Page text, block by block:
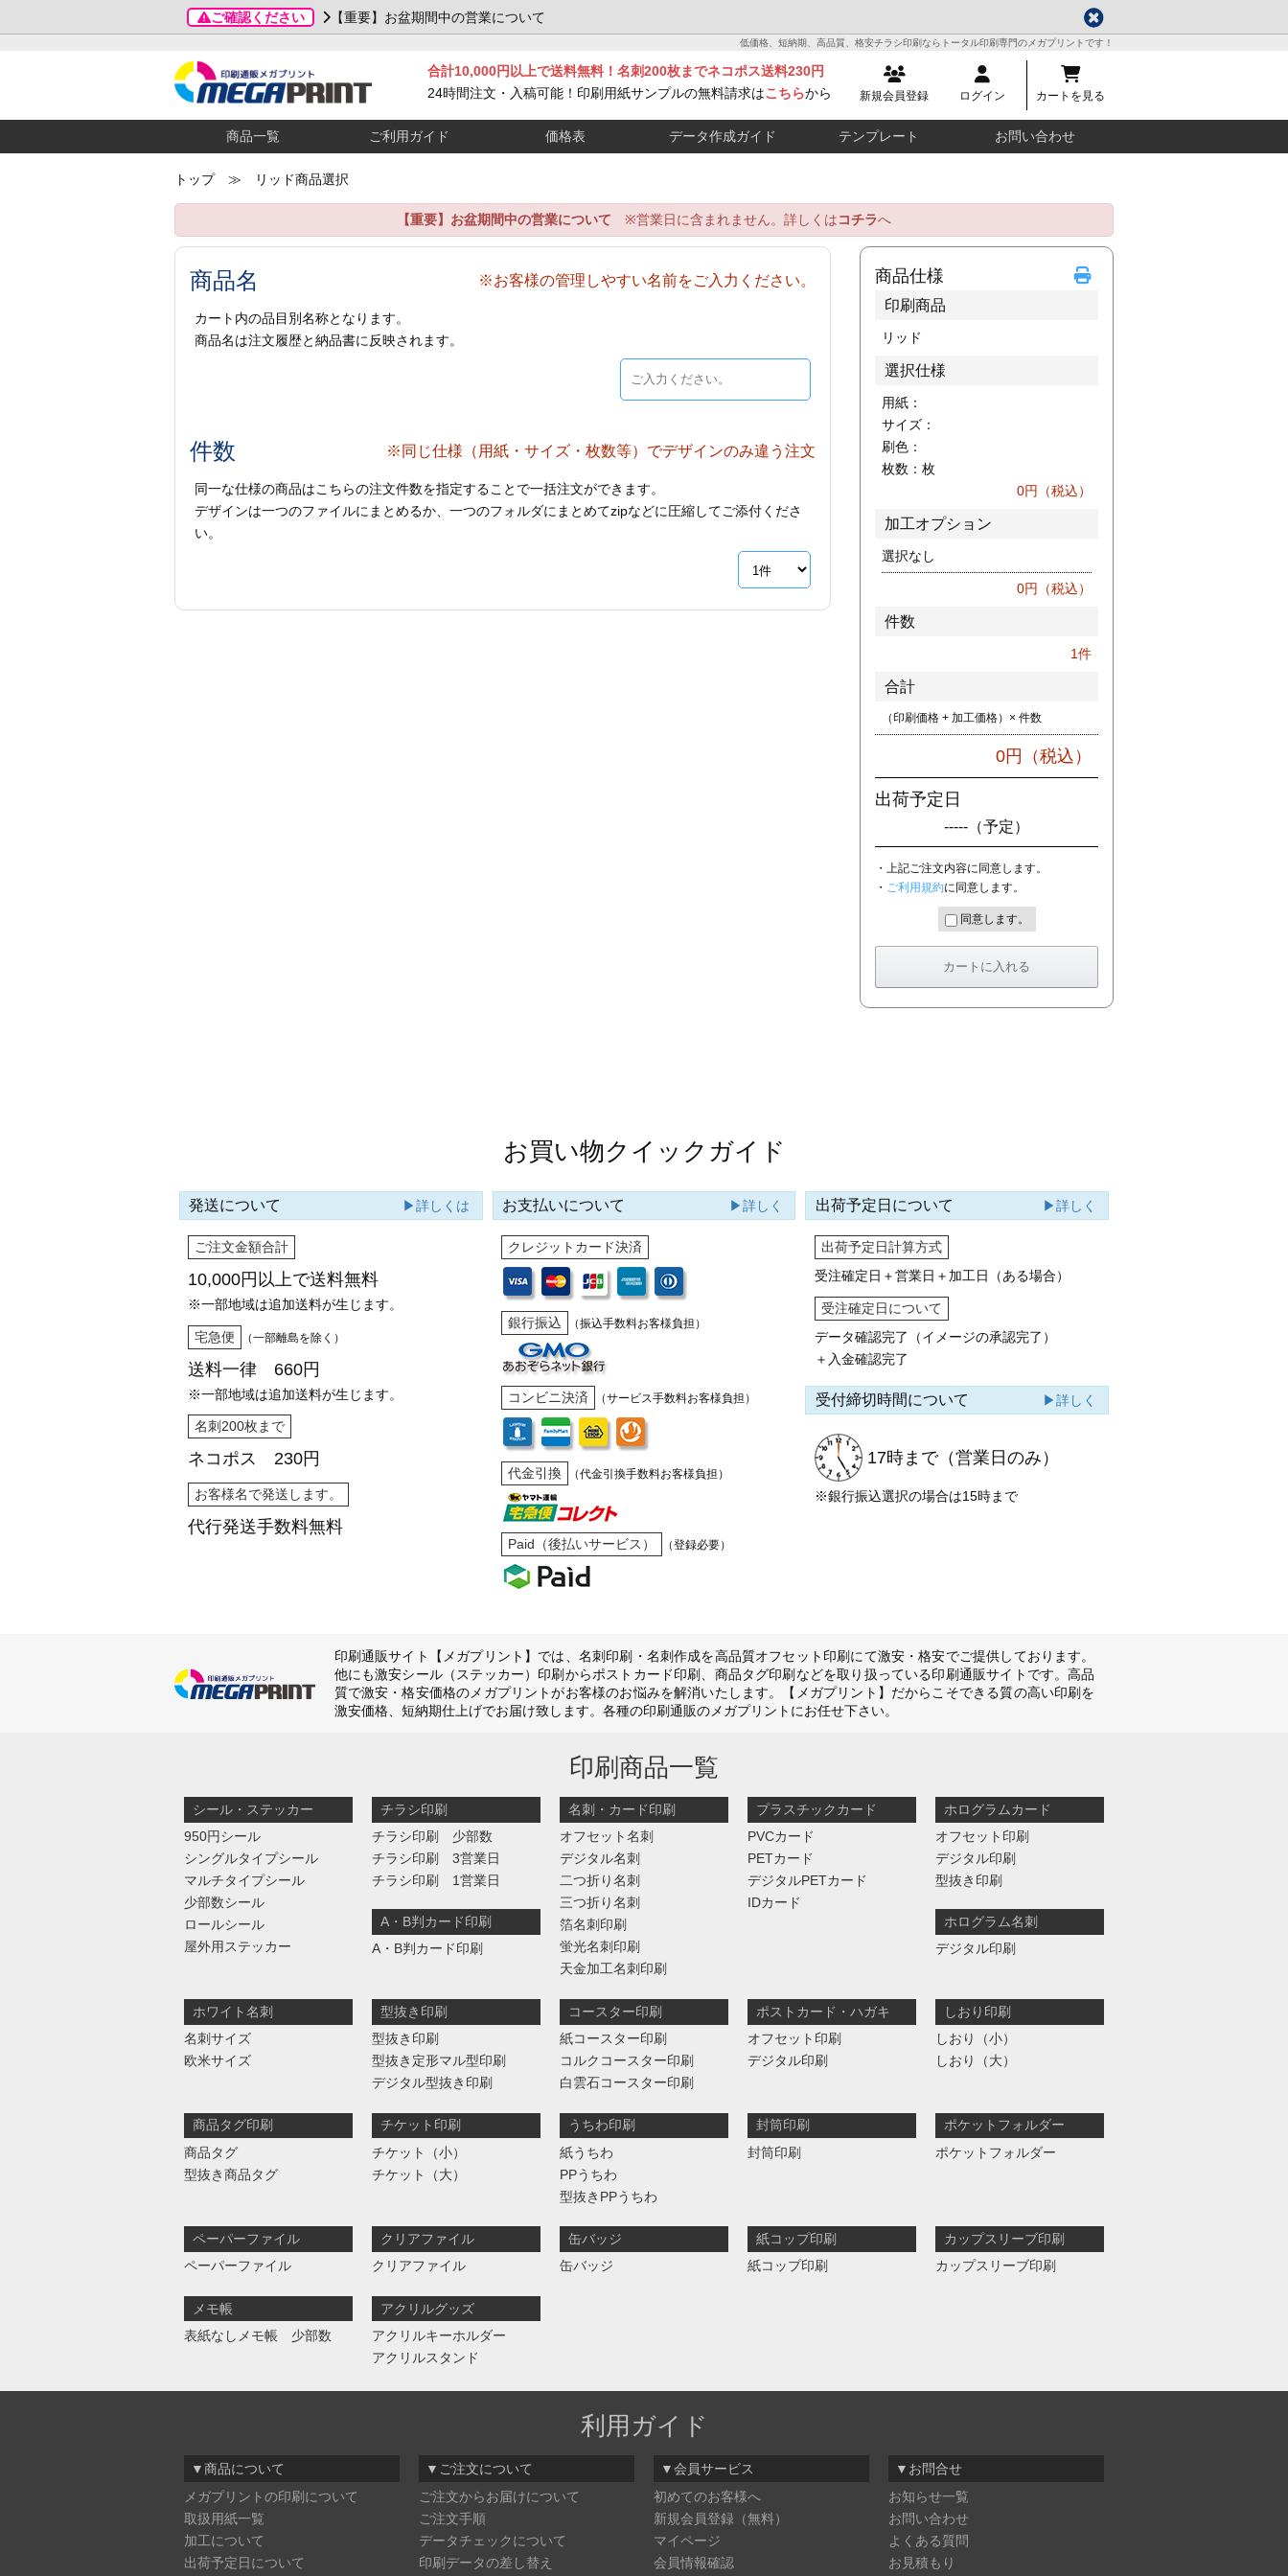
ご確認ください 【重要】お盆期間中の営業について
低価格、短納期、高品質、格安チラシ印刷ならトータル印刷専門のメガプリントです！
新規会員登録 ログイン カートを見る
合計10,000円以上で送料無料！名刺200枚までネコポス送料230円
24時間注文・入稿可能！印刷用紙サンプルの無料請求はこちらから
商品一覧 ご利用ガイド 価格表 データ作成ガイド テンプレート お問い合わせ
トップ≫ リッド商品選択
【重要】お盆期間中の営業について ※営業日に含まれません。詳しくはコチラへ
商品名 ※お客様の管理しやすい名前をご入力ください。
カート内の品目別名称となります。
商品名は注文履歴と納品書に反映されます。
件数 ※同じ仕様（用紙・サイズ・枚数等）でデザインのみ違う注文
同一な仕様の商品はこちらの注文件数を指定することで一括注文ができます。
デザインは一つのファイルにまとめるか、一つのフォルダにまとめてzipなどに圧縮してご添付くださ
い。
商品仕様
印刷商品
リッド
選択仕様
用紙：
サイズ：
刷色：
枚数： 枚
0円（税込）
加工オプション
選択なし
0円（税込）
件数
1件
合計
（印刷価格 + 加工価格）× 件数
0円（税込）
出荷予定日
----- （予定）
・上記ご注文内容に同意します。
・ ご利用規約に同意します。
同意します。
お買い物クイックガイド
発送について ▶詳しくは
ご注文金額合計
10,000円以上で送料無料
※一部地域は追加送料が生じます。
宅急便 （一部離島を除く）
送料一律 660円
※一部地域は追加送料が生じます。
名刺200枚まで
ネコポス 230円
お客様名で発送します。
代行発送手数料無料
お支払いについて ▶詳しく
クレジットカード決済
銀行振込 （振込手数料お客様負担）
コンビニ決済 （サービス手数料お客様負担）
代金引換 （代金引換手数料お客様負担）
Paid（後払いサービス） （登録必要）
出荷予定日について ▶詳しく
出荷予定日計算方式
受注確定日＋営業日＋加工日（ある場合）
受注確定日について
データ確認完了（イメージの承認完了）
＋入金確認完了
受付締切時間について ▶詳しく
17時まで（営業日のみ）
※銀行振込選択の場合は15時まで
印刷通販サイト【メガプリント】では、名刺印刷・名刺作成を高品質オフセット印刷にて激安・格安でご提供しております。
他にも激安シール（ステッカー）印刷からポストカード印刷、商品タグ印刷などを取り扱っている印刷通販サイトです。高品
質で激安・格安価格のメガプリントがお客様のお悩みを解消いたします。【メガプリント】だからこそできる質の高い印刷を
激安価格、短納期仕上げでお届け致します。各種の印刷通販のメガプリントにお任せ下さい。
印刷商品一覧
シール・ステッカー
950円シール
シングルタイプシール
マルチタイプシール
少部数シール
ロールシール
屋外用ステッカー
チラシ印刷
チラシ印刷 少部数
チラシ印刷 3営業日
チラシ印刷 1営業日
A・B判カード印刷
A・B判カード印刷
名刺・カード印刷
オフセット名刺
デジタル名刺
二つ折り名刺
三つ折り名刺
箔名刺印刷
蛍光名刺印刷
天金加工名刺印刷
プラスチックカード
PVCカード
PETカード
デジタルPETカード
IDカード
ホログラムカード
オフセット印刷
デジタル印刷
型抜き印刷
ホログラム名刺
デジタル印刷
ホワイト名刺
名刺サイズ
欧米サイズ
型抜き印刷
型抜き印刷
型抜き定形マル型印刷
デジタル型抜き印刷
コースター印刷
紙コースター印刷
コルクコースター印刷
白雲石コースター印刷
ポストカード・ハガキ
オフセット印刷
デジタル印刷
しおり印刷
しおり（小）
しおり（大）
商品タグ印刷
商品タグ
型抜き商品タグ
チケット印刷
チケット（小）
チケット（大）
うちわ印刷
紙うちわ
PPうちわ
型抜きPPうちわ
封筒印刷
封筒印刷
ポケットフォルダー
ポケットフォルダー
ペーパーファイル
ペーパーファイル
クリアファイル
クリアファイル
缶バッジ
缶バッジ
紙コップ印刷
紙コップ印刷
カップスリーブ印刷
カップスリーブ印刷
メモ帳
表紙なしメモ帳 少部数
アクリルグッズ
アクリルキーホルダー
アクリルスタンド
利用ガイド
▼商品について
メガプリントの印刷について
取扱用紙一覧
加工について
出荷予定日について
▼ご注文について
ご注文からお届けについて
ご注文手順
データチェックについて
印刷データの差し替え
▼会員サービス
初めてのお客様へ
新規会員登録（無料）
マイページ
会員情報確認
▼お問合せ
お知らせ一覧
お問い合わせ
よくある質問
お見積もり